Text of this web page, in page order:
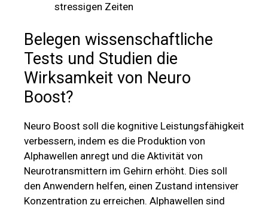
stressigen Zeiten
Belegen wissenschaftliche
Tests und Studien die
Wirksamkeit von Neuro
Boost?
Neuro Boost soll die kognitive Leistungsfähigkeit
verbessern, indem es die Produktion von
Alphawellen anregt und die Aktivität von
Neurotransmittern im Gehirn erhöht. Dies soll
den Anwendern helfen, einen Zustand intensiver
Konzentration zu erreichen. Alphawellen sind